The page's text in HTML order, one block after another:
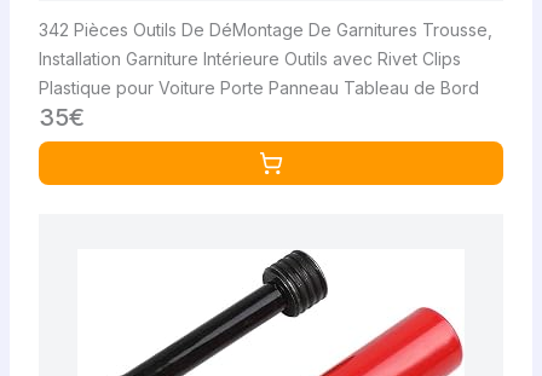
342 Pièces Outils De DéMontage De Garnitures Trousse,
Installation Garniture Intérieure Outils avec Rivet Clips
Plastique pour Voiture Porte Panneau Tableau de Bord
35€